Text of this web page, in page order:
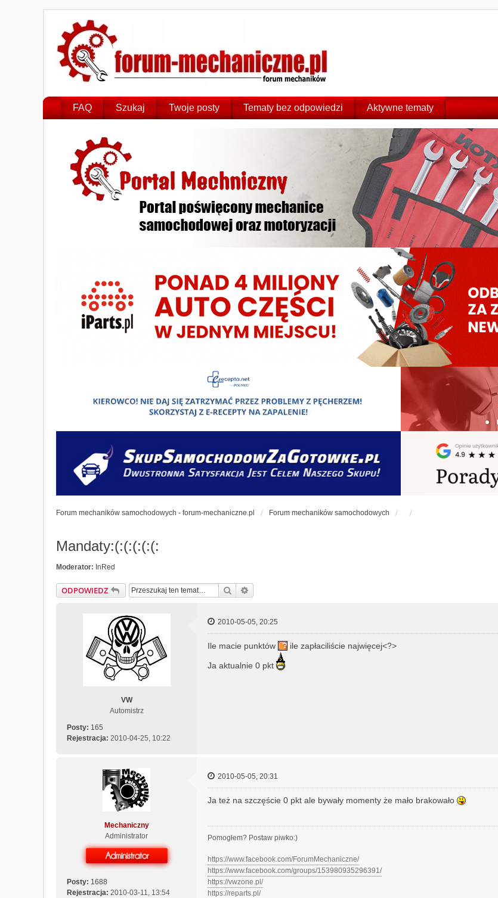
FAQ Szukaj Twoje posty Tematy bez odpowiedzi Aktywne tematy
Forum mechaników samochodowych - forum-mechaniczne.pl Forum mechaników samochodowych
Mandaty:(:(:(:(:(:
Moderator: InRed
ODPOWIEDZ Szukaj
VW
Automistrz
Posty: 165
Rejestracja: 2010-04-25, 10:22
2010-05-05, 20:25
Ile macie punktów ile zapłaciliście najwięcej<?>
Ja aktualnie 0 pkt
Mechaniczny
Administrator
Posty: 1688
Rejestracja: 2010-03-11, 13:54
2010-05-05, 20:31
Ja też na szczęście 0 pkt ale bywały momenty że mało brakowało
Pomogłem? Postaw piwko:)
https://www.facebook.com/ForumMechaniczne/
https://www.facebook.com/groups/153980935296391/
https://vwzone.pl/
https://reparts.pl/